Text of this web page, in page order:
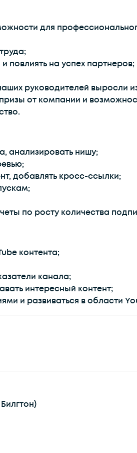
для
повлиять на успех партнеров;
руководителей выросли
от компании и
анализировать нишу;
добавлять кросс-ссылки;
по росту количества
контента;
канала;
интересный контент;
и развиваться в области